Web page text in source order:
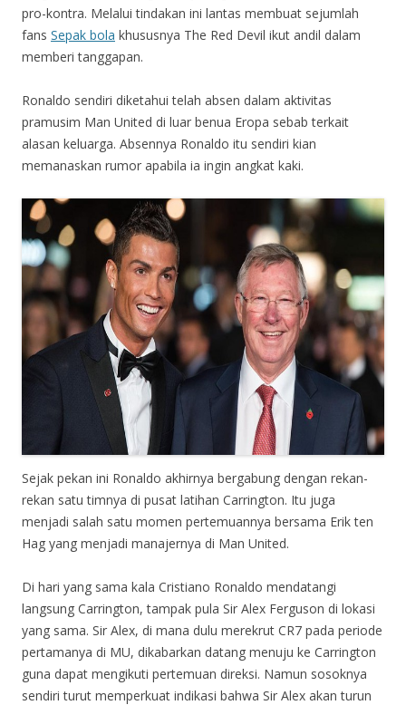
pro-kontra. Melalui tindakan ini lantas membuat sejumlah
fans Sepak bola khususnya The Red Devil ikut andil dalam
memberi tanggapan.
Ronaldo sendiri diketahui telah absen dalam aktivitas
pramusim Man United di luar benua Eropa sebab terkait
alasan keluarga. Absennya Ronaldo itu sendiri kian
memanaskan rumor apabila ia ingin angkat kaki.
Sejak pekan ini Ronaldo akhirnya bergabung dengan rekan-
rekan satu timnya di pusat latihan Carrington. Itu juga
menjadi salah satu momen pertemuannya bersama Erik ten
Hag yang menjadi manajernya di Man United.
Di hari yang sama kala Cristiano Ronaldo mendatangi
langsung Carrington, tampak pula Sir Alex Ferguson di lokasi
yang sama. Sir Alex, di mana dulu merekrut CR7 pada periode
pertamanya di MU, dikabarkan datang menuju ke Carrington
guna dapat mengikuti pertemuan direksi. Namun sosoknya
sendiri turut memperkuat indikasi bahwa Sir Alex akan turun